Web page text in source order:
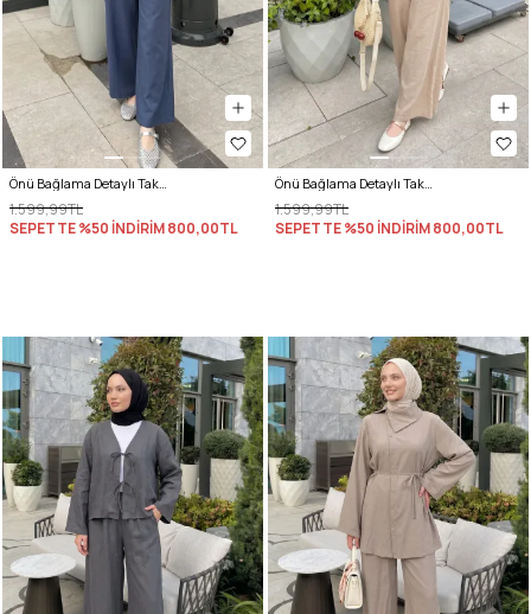
Önü Bağlama Detaylı Takım Y0143 - İNDİGO
1.599,99TL
SEPETTE %50 İNDİRİM800,00TL
Önü Bağlama Detaylı Takım Y0143 - BEJ
1.599,99TL
SEPETTE %50 İNDİRİM800,00TL